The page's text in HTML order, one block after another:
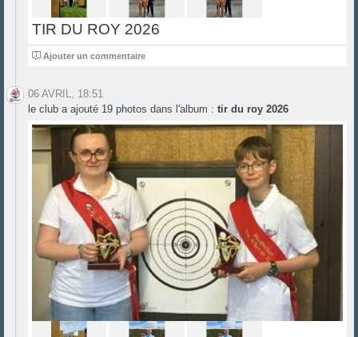
TIR DU ROY 2026
1 Ajouter un commentaire
06 AVRIL, 18:51
le club a ajouté 19 photos dans l'album : tir du roy 2026